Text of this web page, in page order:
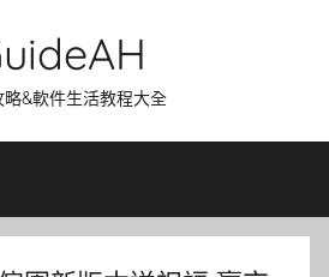
略&軟件生活教程大全